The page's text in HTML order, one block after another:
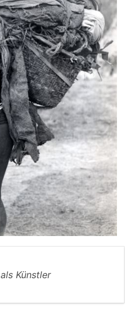
als Künstler